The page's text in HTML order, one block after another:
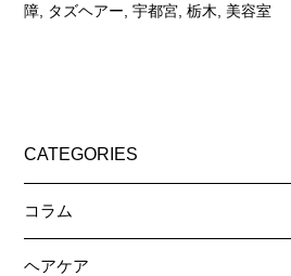
障 タズヘアー ,宇都宮 ,栃木 美容室
CATEGORIES
コラム
ヘアケア